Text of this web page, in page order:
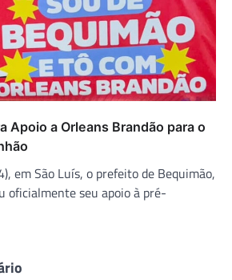
Apoio a Orleans Brandão para o
em São Luís, o prefeito de Bequimão,
oficialmente seu apoio à pré-